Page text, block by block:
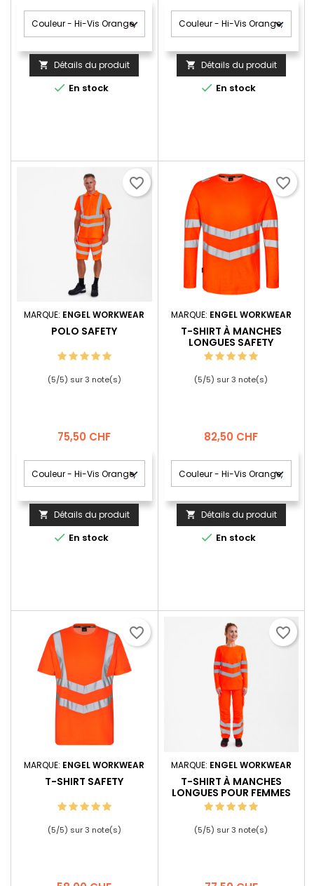
 Détails du produit
 En stock
 Détails du produit
 En stock
MARQUE: ENGEL WORKWEAR
POLO SAFETY
(5/5) sur3 note(s)
Prix
75,50 CHF
 Détails du produit
 En stock
favorite_border
MARQUE: ENGEL WORKWEAR
T-SHIRT À MANCHES
LONGUES SAFETY
(5/5) sur3 note(s)
Prix
82,50 CHF
 Détails du produit
 En stock
favorite_border
MARQUE: ENGEL WORKWEAR
T-SHIRT SAFETY
(5/5) sur3 note(s)
favorite_border
MARQUE: ENGEL WORKWEAR
T-SHIRT À MANCHES
LONGUES POUR FEMMES
SAFETY
(5/5) sur3 note(s)
favorite_border